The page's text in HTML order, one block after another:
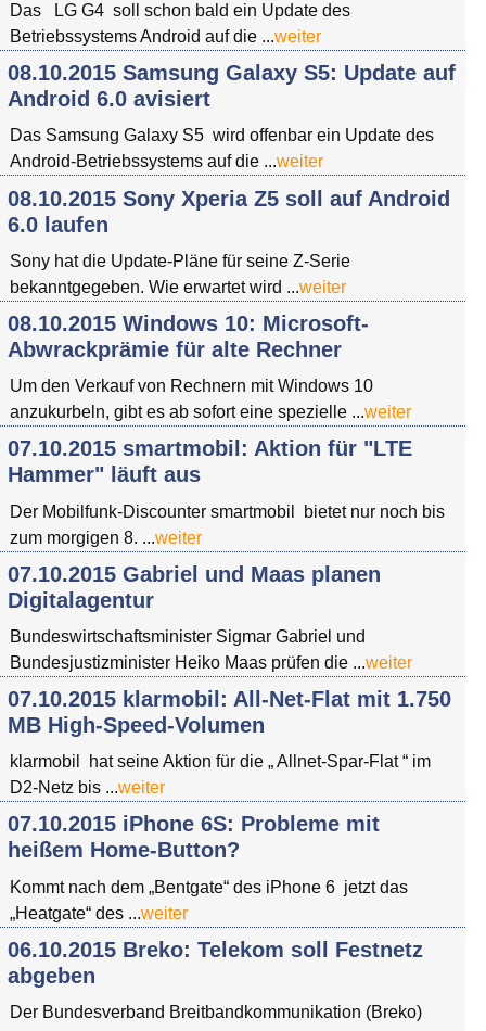
Das LG G4 soll schon bald ein Update des
Betriebssystems Android auf die ...weiter
08.10.2015 Samsung Galaxy S5: Update auf
Android 6.0 avisiert
Das Samsung Galaxy S5 wird offenbar ein Update des
Android-Betriebssystems auf die ...weiter
08.10.2015 Sony Xperia Z5 soll auf Android
6.0 laufen
Sony hat die Update-Pläne für seine Z-Serie
bekanntgegeben. Wie erwartet wird ...weiter
08.10.2015 Windows 10: Microsoft-
Abwrackprämie für alte Rechner
Um den Verkauf von Rechnern mit Windows 10
anzukurbeln, gibt es ab sofort eine spezielle ...weiter
07.10.2015 smartmobil: Aktion für "LTE
Hammer" läuft aus
Der Mobilfunk-Discounter smartmobil bietet nur noch bis
zum morgigen 8. ...weiter
07.10.2015 Gabriel und Maas planen
Digitalagentur
Bundeswirtschaftsminister Sigmar Gabriel und
Bundesjustizminister Heiko Maas prüfen die ...weiter
07.10.2015 klarmobil: All-Net-Flat mit 1.750
MB High-Speed-Volumen
klarmobil hat seine Aktion für die „ Allnet-Spar-Flat “ im
D2-Netz bis ...weiter
07.10.2015 iPhone 6S: Probleme mit
heißem Home-Button?
Kommt nach dem „Bentgate“ des iPhone 6 jetzt das
„Heatgate“ des ...weiter
06.10.2015 Breko: Telekom soll Festnetz
abgeben
Der Bundesverband Breitbandkommunikation (Breko)